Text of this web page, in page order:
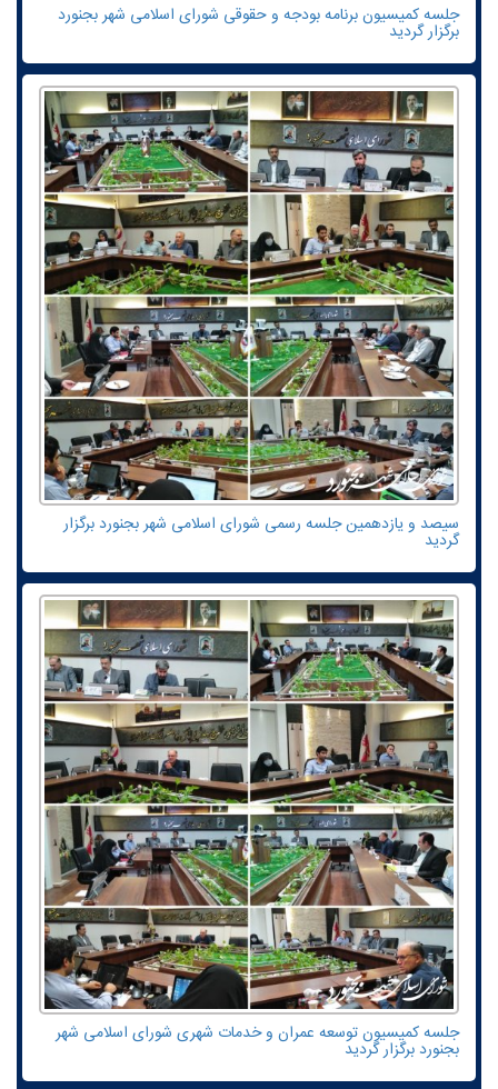
جلسه کمیسیون برنامه بودجه و حقوقی شورای اسلامی شهر بجنورد
برگزار گردید
سیصد و یازدهمین جلسه رسمی شورای اسلامی شهر بجنورد برگزار
گردید
جلسه کمیسیون توسعه عمران و خدمات شهری شورای اسلامی شهر
بجنورد برگزار گردید